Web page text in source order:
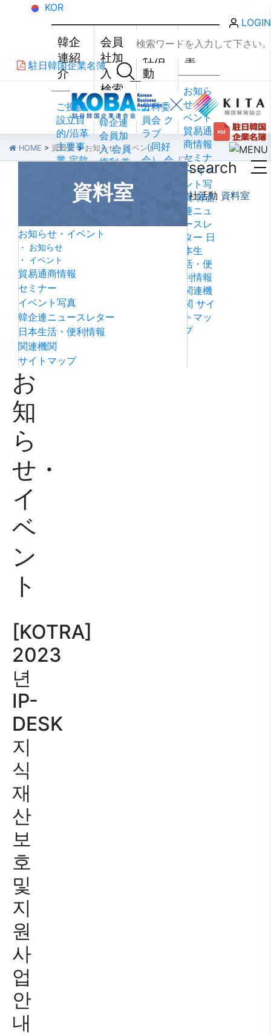
韓企
連紹
介
ご挨拶
設立目
的/沿革
主要事
業 定款
アクセ
韓国
会 東京
支部
ウ
ェブア
クセシ
ビリテ
会員
社加
入・
検索
韓企連
会員加
入 会員
権利·義
会員社
検索/リ
員社総
覧
会員
社活
動
分科委
員会 ク
ラブ
（同好
会） 会
らせ 会
資料
室
お知ら
せ・イ
ベント
貿易通
商情報
セミナ
ー イベ
ント写
真 韓企
連ニュ
ースレ
ター 日
本生
活・便
利情報
関連機
関 サイ
トマッ
プ
駐日韓国企業名簿
KOR
LOGIN
韓企連紹介 会員社加入・検索 会員社活動 資料室
HOME > 資料室>お知らせ・イベント
資料室
お知らせ・イベント
・ お知らせ
・ イベント
貿易通商情報
セミナー
イベント写真
韓企連ニュースレター
日本生活・便利情報
関連機関
サイトマップ
お
知
ら
せ・
イ
ベ
ン
ト
[KOTRA]
2023
년
IP-
DESK
지
식
재
산
보
호
및
지
원
사
업
안
내